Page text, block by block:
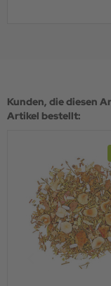
Kunden, die diesen
Artikel bestellt: